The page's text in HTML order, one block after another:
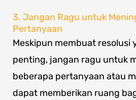
3. Jangan Ragu untuk
Pertanyaan
Meskipun membuat resolusi
penting, jangan ragu untuk
beberapa pertanyaan atau
dapat memberikan ruang